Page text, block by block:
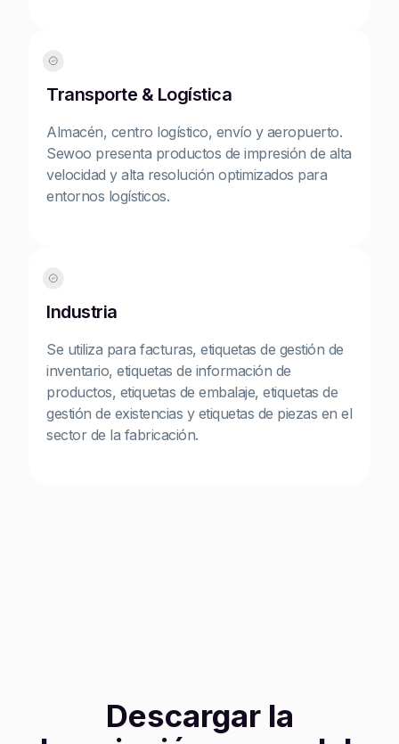
Transporte & Logística
Almacén, centro logístico, envío y aeropuerto.
Sewoo presenta productos de impresión de alta
velocidad y alta resolución optimizados para
entornos logísticos.
Industria
Se utiliza para facturas, etiquetas de gestión de
inventario, etiquetas de información de
productos, etiquetas de embalaje, etiquetas de
gestión de existencias y etiquetas de piezas en el
sector de la fabricación.
Descargar la